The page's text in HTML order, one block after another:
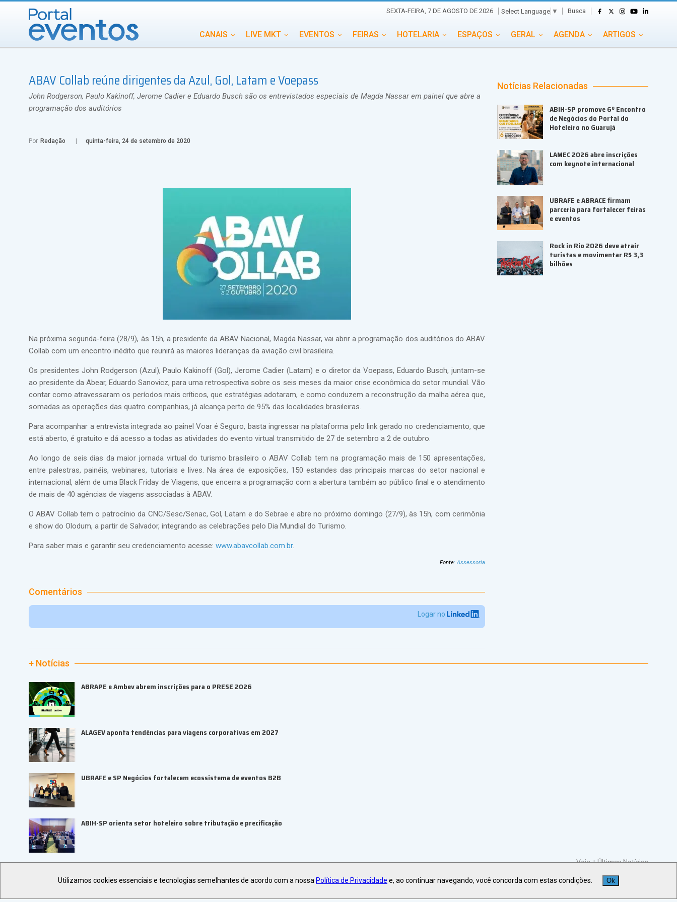
SEXTA-FEIRA, 7 DE AGOSTO DE 2026 Select Language ▼ Busca
CANAIS LIVE MKT EVENTOS FEIRAS HOTELARIA ESPAÇOS GERAL AGENDA ARTIGOS
INCENTIVOS INTERNACIONAL MEMORIAL DE EVENTOS PORTAL EVENTOS TV TRANSPORTES
TURISMO VAI E VEM
ABAV Collab reúne dirigentes da Azul, Gol, Latam e Voepass
John Rodgerson, Paulo Kakinoff, Jerome Cadier e Eduardo Busch são os entrevistados especiais de Magda Nassar em painel que abre a
programação dos auditórios
Por Redação quinta-feira, 24 de setembro de 2020
Na próxima segunda-feira (28/9), às 15h, a presidente da ABAV Nacional, Magda Nassar, vai abrir a programação dos auditórios do ABAV
Collab com um encontro inédito que reunirá as maiores lideranças da aviação civil brasileira.
Os presidentes John Rodgerson (Azul), Paulo Kakinoff (Gol), Jerome Cadier (Latam) e o diretor da Voepass, Eduardo Busch, juntam-se
ao presidente da Abear, Eduardo Sanovicz, para uma retrospectiva sobre os seis meses da maior crise econômica do setor mundial. Vão
contar como atravessaram os períodos mais críticos, que estratégias adotaram, e como conduzem a reconstrução da malha aérea que,
somadas as operações das quatro companhias, já alcança perto de 95% das localidades brasileiras.
Para acompanhar a entrevista integrada ao painel Voar é Seguro, basta ingressar na plataforma pelo link gerado no credenciamento, que
está aberto, é gratuito e dá acesso a todas as atividades do evento virtual transmitido de 27 de setembro a 2 de outubro.
Ao longo de seis dias da maior jornada virtual do turismo brasileiro o ABAV Collab tem na programação mais de 150 apresentações,
entre palestras, painéis, webinares, tutoriais e lives. Na área de exposições, 150 estandes das principais marcas do setor nacional e
internacional, além de uma Black Friday de Viagens, que encerra a programação com a abertura também ao público final e o atendimento
de mais de 40 agências de viagens associadas à ABAV.
O ABAV Collab tem o patrocínio da CNC/Sesc/Senac, Gol, Latam e do Sebrae e abre no próximo domingo (27/9), às 15h, com cerimônia
e show do Olodum, a partir de Salvador, integrando as celebrações pelo Dia Mundial do Turismo.
Para saber mais e garantir seu credenciamento acesse: www.abavcollab.com.br.
Fonte:Assessoria
Comentários
Logar no
Notícias Relacionadas
ABIH-SP promove 6º Encontro
de Negócios do Portal do
Hoteleiro no Guarujá
LAMEC 2026 abre inscrições
com keynote internacional
UBRAFE e ABRACE firmam
parceria para fortalecer feiras
e eventos
Rock in Rio 2026 deve atrair
turistas e movimentar R$ 3,3
bilhões
+ Notícias
ABRAPE e Ambev abrem inscrições para o PRESE 2026
ALAGEV aponta tendências para viagens corporativas em 2027
UBRAFE e SP Negócios fortalecem ecossistema de eventos B2B
ABIH-SP orienta setor hoteleiro sobre tributação e precificação
Veja +Últimas Notícias
Utilizamos cookies essenciais e tecnologias semelhantes de acordo com a nossa Política de Privacidade e, ao continuar navegando, você concorda com estas condições. Ok